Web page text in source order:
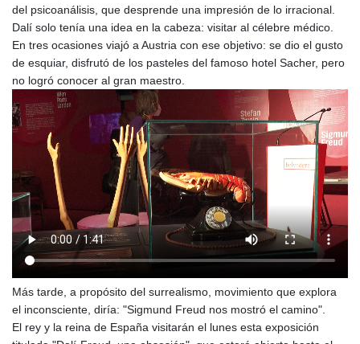
del psicoanálisis, que desprende una impresión de lo irracional.
Dalí solo tenía una idea en la cabeza: visitar al célebre médico.
En tres ocasiones viajó a Austria con ese objetivo: se dio el gusto
de esquiar, disfrutó de los pasteles del famoso hotel Sacher, pero
no logró conocer al gran maestro.
Más tarde, a propósito del surrealismo, movimiento que explora
el inconsciente, diría: "Sigmund Freud nos mostró el camino".
El rey y la reina de España visitarán el lunes esta exposición